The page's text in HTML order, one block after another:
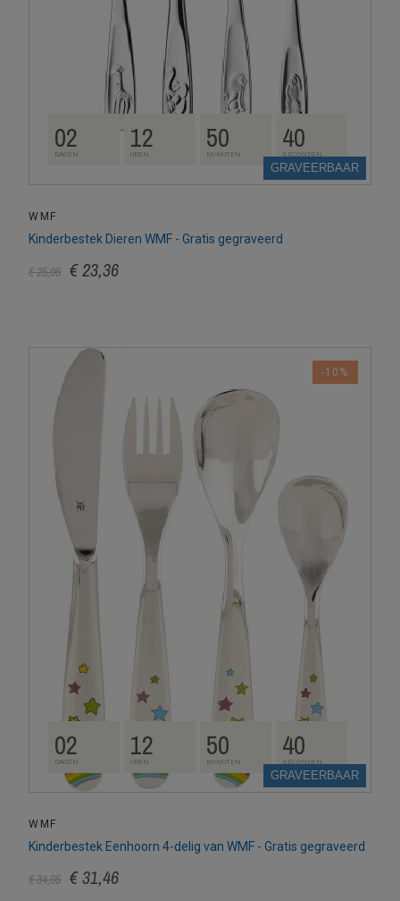
GRAVEERBAAR
02
DAGEN 12
UREN 50
MINUTEN 39
SECONDEN
WMF
Kinderbestek Dieren WMF - Gratis gegraveerd
€ 25,95 € 23,36
GRAVEERBAAR
02
DAGEN 12
UREN 50
MINUTEN 39
SECONDEN
WMF
Kinderbestek Eenhoorn 4-delig van WMF - Gratis gegraveerd
€ 34,95 € 31,46
-10%